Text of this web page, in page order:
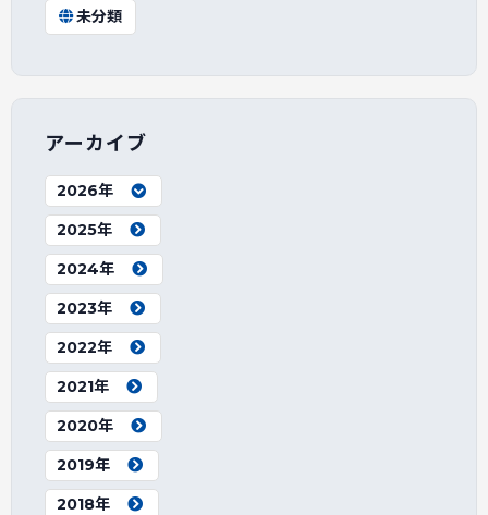
未分類
アーカイブ
2026年
2025年
2024年
2023年
2022年
2021年
2020年
2019年
2018年